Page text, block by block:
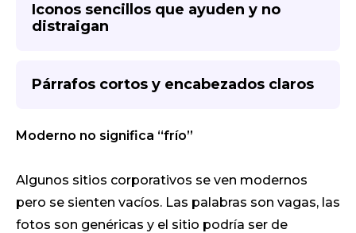
Iconos sencillos que ayuden y no
distraigan
Párrafos cortos y encabezados claros
Moderno no significa “frío”
Algunos sitios corporativos se ven modernos
pero se sienten vacíos. Las palabras son vagas, las
fotos son genéricas y el sitio podría ser de